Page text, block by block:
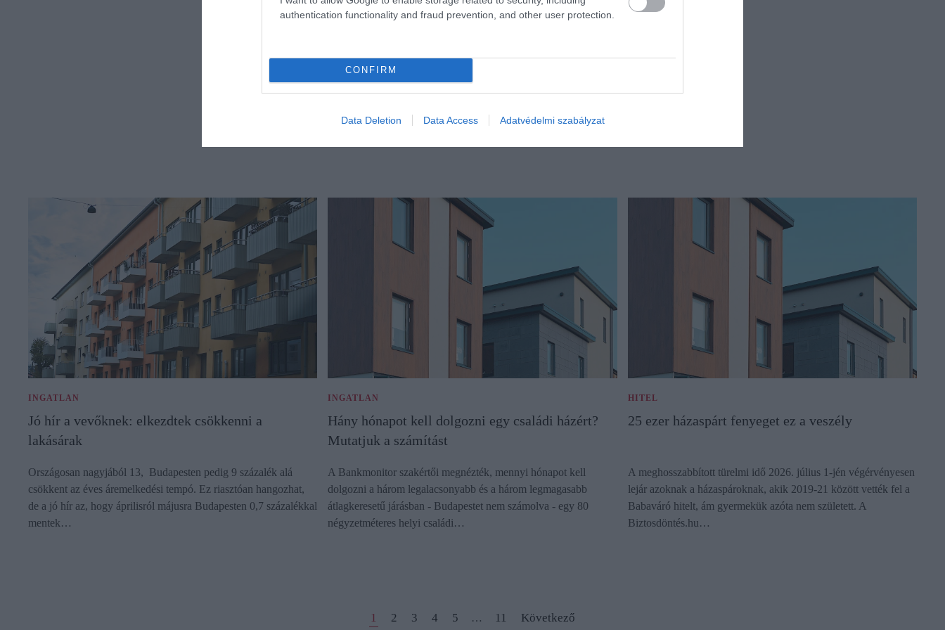
authentication functionality and fraud prevention, and other user protection.
CONFIRM
Data Deletion Data Access Adatvédelmi szabályzat
INGATLAN
Jó hír a vevőknek: elkezdtek csökkenni a
lakásárak
Országosan nagyjából 13, Budapesten pedig 9 százalék alá
csökkent az éves áremelkedési tempó. Ez riasztóan hangozhat,
de a jó hír az, hogy áprilisról májusra Budapesten 0,7 százalékkal
mentek…
INGATLAN
Hány hónapot kell dolgozni egy családi házért?
Mutatjuk a számítást
A Bankmonitor szakértői megnézték, mennyi hónapot kell
dolgozni a három legalacsonyabb és a három legmagasabb
átlagkeresetű járásban - Budapestet nem számolva - egy 80
négyzetméteres helyi családi…
HITEL
25 ezer házaspárt fenyeget ez a veszély
A meghosszabbított türelmi idő 2026. július 1-jén végérvényesen
lejár azoknak a házaspároknak, akik 2019-21 között vették fel a
Babaváró hitelt, ám gyermekük azóta nem született. A
Biztosdöntés.hu…
1 2 3 4 5 … 11 Következő